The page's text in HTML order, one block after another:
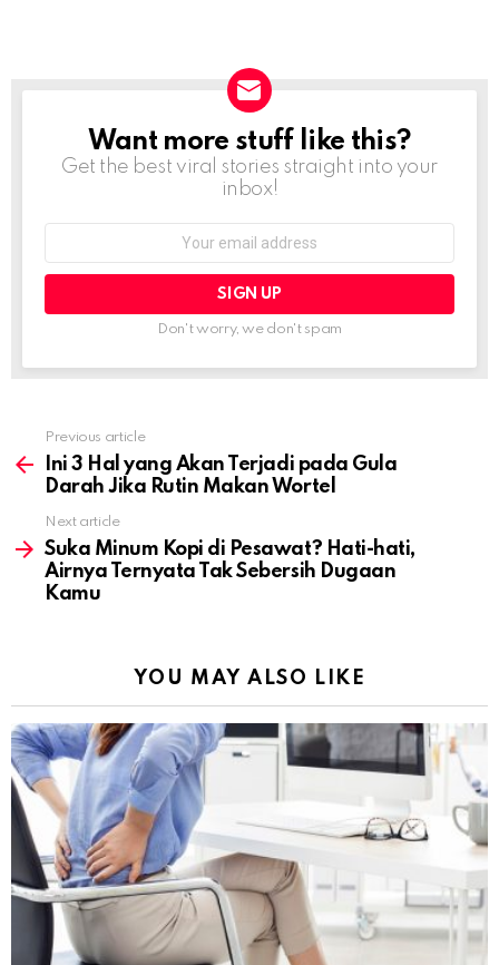
NEWSLETTER
Want more stuff like this?
Get the best viral stories straight into your
inbox!
Don't worry, we don't spam
more
Previous article
Ini 3 Hal yang Akan Terjadi pada Gula
Darah Jika Rutin Makan Wortel
Next article
Suka Minum Kopi di Pesawat? Hati-hati,
Airnya Ternyata Tak Sebersih Dugaan
Kamu
YOU MAY ALSO LIKE